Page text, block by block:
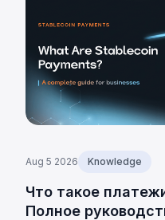
Aug 5 2026 Knowledge
Что такое
Полное